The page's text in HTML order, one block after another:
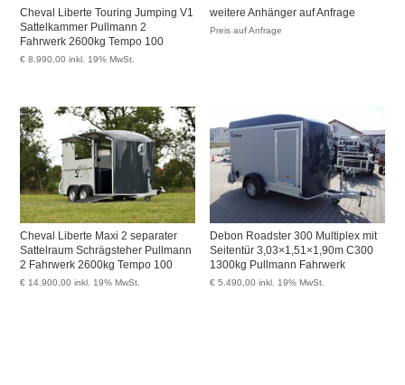
Cheval Liberte Touring Jumping V1
Sattelkammer Pullmann 2
Fahrwerk 2600kg Tempo 100
€ 8.990,00 inkl. 19% MwSt.
weitere Anhänger auf Anfrage
Preis auf Anfrage
Cheval Liberte Maxi 2 separater
Sattelraum Schrägsteher Pullmann
2 Fahrwerk 2600kg Tempo 100
€ 14.900,00 inkl. 19% MwSt.
Debon Roadster 300 Multiplex mit
Seitentür 3,03×1,51×1,90m C300
1300kg Pullmann Fahrwerk
€ 5.490,00 inkl. 19% MwSt.